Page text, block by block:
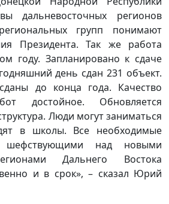
дальневосточных регионов
групп понимают
Президента. Так же работа
году. Запланировано к сдаче
день сдан 231 объект.
до конца года. Качество
достойное. Обновляется
Люди могут заниматься
в школы. Все необходимые
над новыми
Дальнего Востока
и в срок», – сказал Юрий